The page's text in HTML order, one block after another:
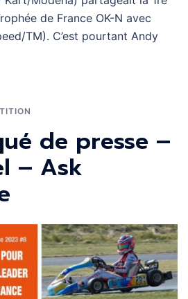
de France OK-N avec
TM). C’est pourtant Andy
de presse –
– Ask